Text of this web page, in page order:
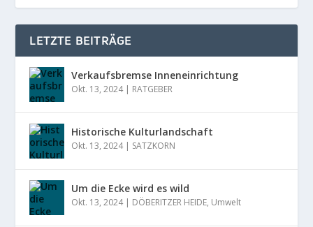
LETZTE BEITRÄGE
Verkaufsbremse Inneneinrichtung
Okt. 13, 2024| RATGEBER
Historische Kulturlandschaft
Okt. 13, 2024| SATZKORN
Um die Ecke wird es wild
Okt. 13, 2024| DÖBERITZER HEIDE, Umwelt